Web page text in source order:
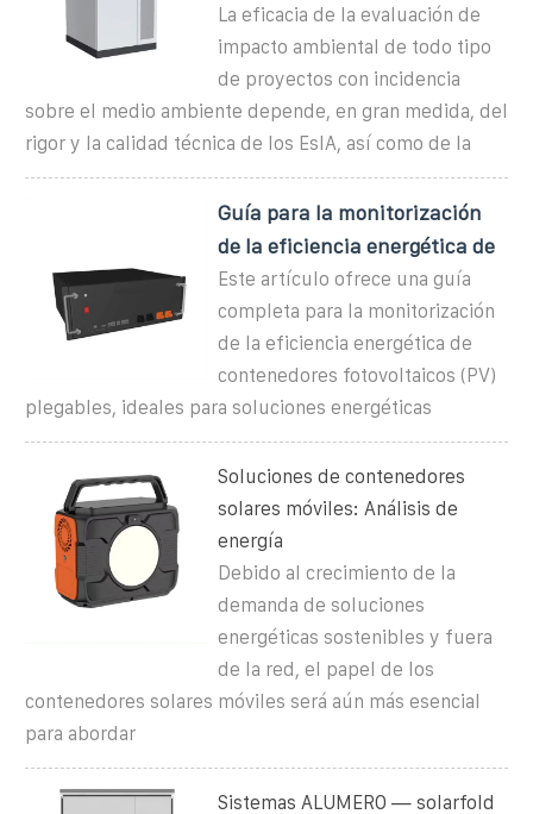
La eficacia de la evaluación de
impacto ambiental de todo tipo
de proyectos con incidencia
sobre el medio ambiente depende, en gran medida, del
rigor y la calidad técnica de los EsIA, así como de la
Guía para la monitorización
de la eficiencia energética de
Este artículo ofrece una guía
completa para la monitorización
de la eficiencia energética de
contenedores fotovoltaicos (PV)
plegables, ideales para soluciones energéticas
Soluciones de contenedores
solares móviles: Análisis de
energía
Debido al crecimiento de la
demanda de soluciones
energéticas sostenibles y fuera
de la red, el papel de los
contenedores solares móviles será aún más esencial
para abordar
Sistemas ALUMERO — solarfold